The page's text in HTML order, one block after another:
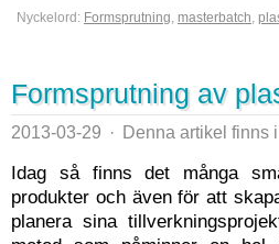
Nyckelord: Formsprutning, masterbatch,
Formsprutning av
2013-03-29 · Denna artikel finns
Idag så finns det många
produkter och även för att
planera sina